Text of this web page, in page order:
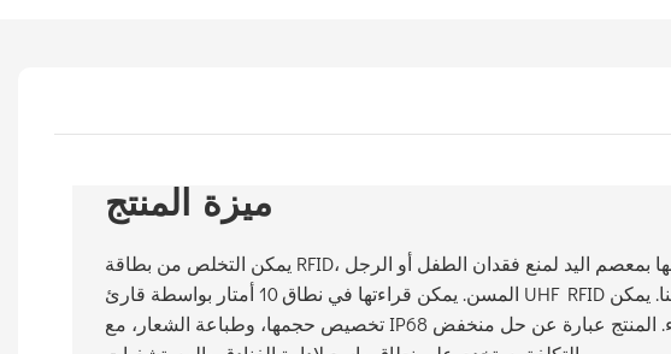
ميزة المنتج
يمكن التخلص من بطاقة RFID، ويمكن ربطها بمعصم اليد لمنع فقدان الطفل أو الرجل
المسن. يمكن قراءتها في نطاق 10 أمتار بواسطة قارئ UHF RFID الخاص بنا. يمكن
تخصيص حجمها، وطباعة الشعار، مع IP68 مقاوم للماء. المنتج عبارة عن حل منخفض